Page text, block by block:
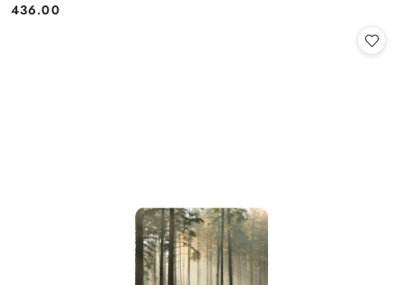
Cena:
436.00